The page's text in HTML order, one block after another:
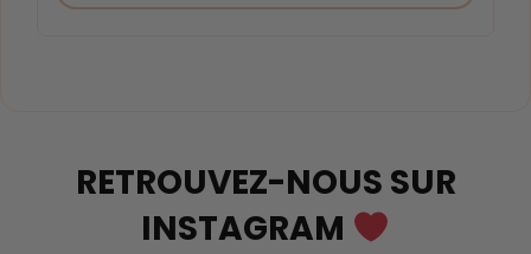
RETROUVEZ-NOUS SUR
INSTAGRAM